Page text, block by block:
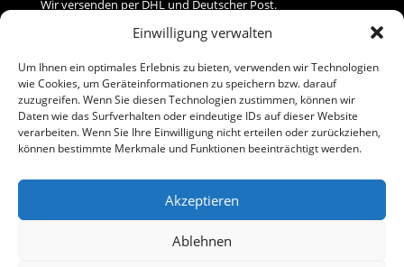
Einwilligung verwalten
Um Ihnen ein optimales Erlebnis zu bieten, verwenden wir Technologien
wie Cookies, um Geräteinformationen zu speichern bzw. darauf
zuzugreifen. Wenn Sie diesen Technologien zustimmen, können wir
Daten wie das Surfverhalten oder eindeutige IDs auf dieser Website
verarbeiten. Wenn Sie Ihre Einwilligung nicht erteilen oder zurückziehen,
können bestimmte Merkmale und Funktionen beeinträchtigt werden.
Akzeptieren
Ablehnen
Wir versenden per DHL und Deutscher Post.
Versand
Zahlung
Baumann Modellspielwaren
Telefon (0 91 61) 33 84